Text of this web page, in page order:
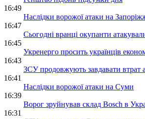
16:49
Наслідки ворожої атаки на
16:47
Сьогодні вранці окупанти
16:45
Укренерго просить українців
16:43
ЗСУ продовжують завдавати втрат
16:41
Наслідки ворожої атаки на Суми
16:39
Ворог зруйнував склад Bosch в
16:31